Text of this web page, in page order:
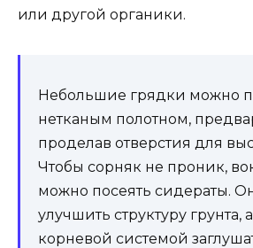
или другой органики.
Небольшие грядки можно
нетканым полотном,
проделав отверстия для
Чтобы сорняк не проник,
можно посеять сидераты.
улучшить структуру грунта,
корневой системой